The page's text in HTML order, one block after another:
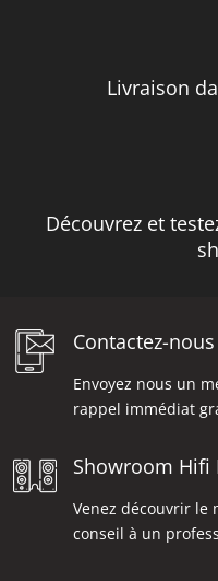
Livraison
Découvrez et
Contactez-nous
Envoyez nous un
rappel immédiat
Showroom Hifi
Venez découvrir le
conseil à un